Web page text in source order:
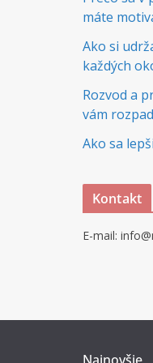
máte
Ako si
každých
Rozvod a
vám
Ako sa
Kontakt
E-mail: